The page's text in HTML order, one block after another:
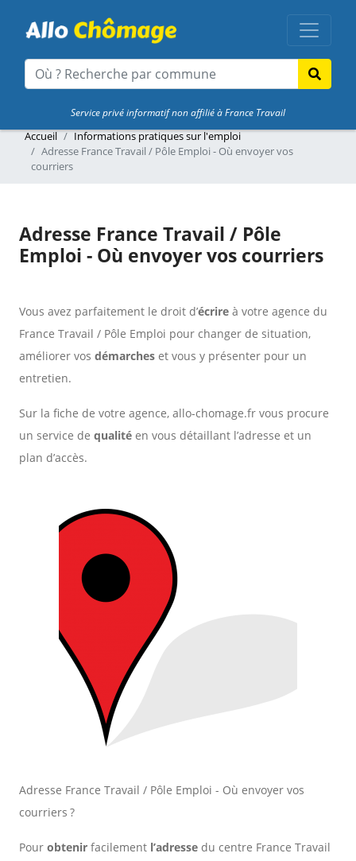
Service privé informatif non affilié à France Travail
Accueil
Informations pratiques sur l'emploi
Adresse France Travail / Pôle Emploi - Où envoyer vos
courriers
Adresse France Travail / Pôle
Emploi - Où envoyer vos courriers
Vous avez parfaitement le droit d’écrire à votre agence du
France Travail / Pôle Emploi pour changer de situation,
améliorer vos démarches et vous y présenter pour un
entretien.
Sur la fiche de votre agence, allo-chomage.fr vous procure
un service de qualité en vous détaillant l’adresse et un
plan d’accès.
Adresse France Travail / Pôle Emploi - Où envoyer vos
courriers ?
Pour obtenir facilement l’adresse du centre France Travail